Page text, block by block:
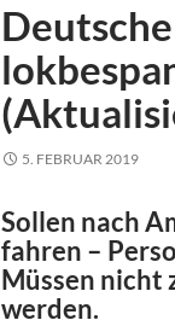
5. FEBRUAR 2019
Sollen nach
fahren –
Müssen nicht
werden.